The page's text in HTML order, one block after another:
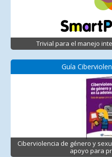
Trivial para el manejo
Guía
Ciberviolencia de género y
apoyo para